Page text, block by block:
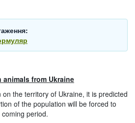
from Ukraine
the territory of Ukraine, it is predicted
of the population will be forced to
period.